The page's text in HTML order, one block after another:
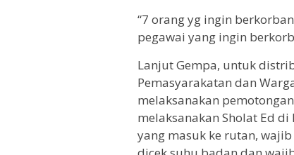
“7 orang yg ingin
pegawai yang ingin
Lanjut Gempa, untuk
Pemasyarakatan dan
melaksanakan
melaksanakan Sholat Ed
yang masuk ke rutan,